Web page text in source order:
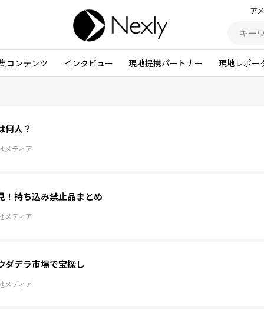
ア
コンテンツ インタビュー 現地提携パートナー 現地レポー
何人？
メディア
！持ち込み禁止品まとめ
メディア
ダデラ市場で宝探し
メディア